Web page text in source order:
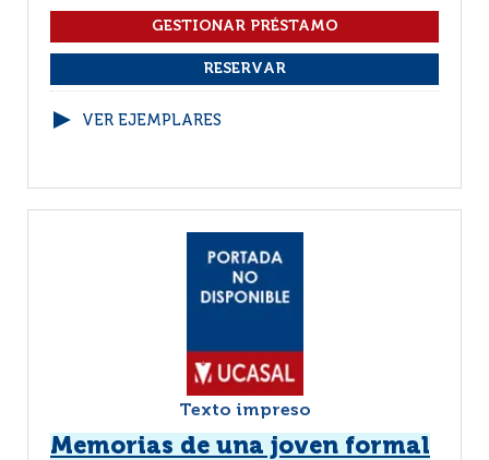
VER EJEMPLARES
Texto impreso
Memorias de una joven formal